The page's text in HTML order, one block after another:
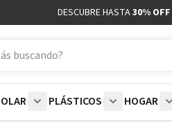
DESCUBRE HASTA30% OFF
PLÁSTICOS
HOGAR